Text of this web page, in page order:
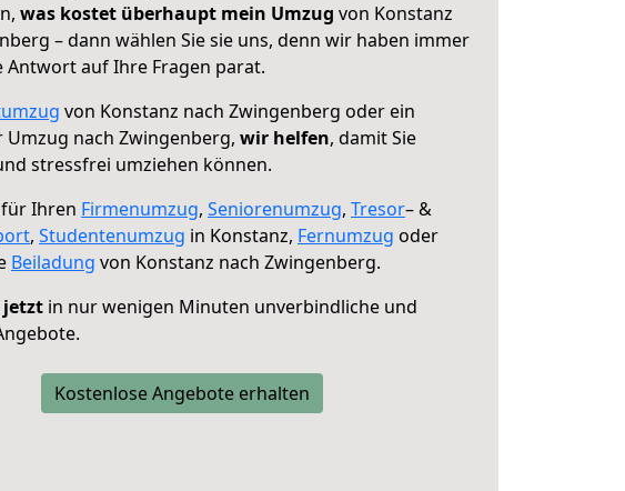
was kostet überhaupt mein Umzug von Konstanz
– dann wählen Sie sie uns, denn wir haben immer
Antwort auf Ihre Fragen parat.
von Konstanz nach Zwingenberg oder ein
Umzug nach Zwingenberg, wir helfen, damit Sie
stressfrei umziehen können.
Ihren Firmenumzug, Seniorenumzug, Tresor– &
, Studentenumzug in Konstanz, Fernumzug oder
Beiladung von Konstanz nach Zwingenberg.
jetzt in nur wenigen Minuten unverbindliche und
Kostenlose Angebote erhalten